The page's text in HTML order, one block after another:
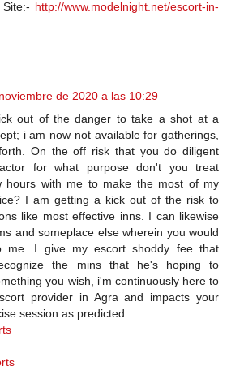
http://www.modelnight.net/escort-in-
de 2020 a las 10:29
out of the danger to take a shot at a
i am now not available for gatherings,
On the off risk that you do diligent
for what purpose don't you treat
hours with me to make the most of my
I am getting a kick out of the risk to
like most effective inns. I can likewise
and someplace else wherein you would
me. I give my escort shoddy fee that
the mins that he's hoping to
you wish, i'm continuously here to
provider in Agra and impacts your
session as predicted.